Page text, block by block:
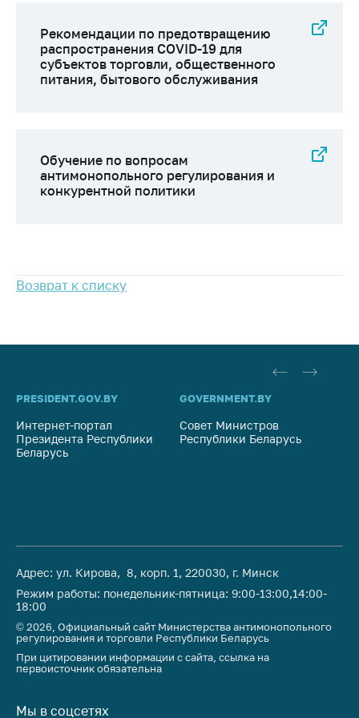
Сообщить о росте
цен
Ценообразование
назначения и
медицинскую
технику
нарушения
Предостережения и
Общественное
обсуждение
проектов
Маркировка
Рекомендации по
распространения
COVID-19 для
субъектов торговли,
общественного
питания, бытового
обслуживания
вопросам
Рекомендации по предотвращению
распространения COVID-19 для
субъектов торговли, общественного
питания, бытового обслуживания
Обучение по вопросам
антимонопольного регулирования и
конкурентной политики
Возврат к списку
PRESIDENT.GOV.BY
Интернет-портал
Президента Республики
Беларусь
GOVERNMENT.BY
Совет Министров
Республики Беларусь
Адрес: ул. Кирова, 8, корп. 1, 220030, г. Минск
Режим работы: понедельник-пятница: 9:00-13:00,14:00-
18:00
© 2026, Официальный сайт Министерства антимонопольного
регулирования и торговли Республики Беларусь
При цитировании информации с сайта, ссылка на
первоисточник обязательна
Мы в соцсетях